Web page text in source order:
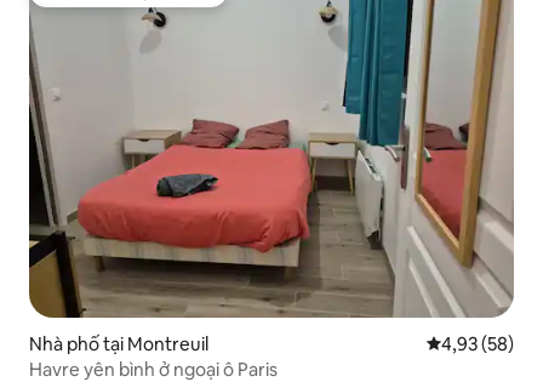
Nhà phố tại Montreuil Xếp hạng
4,93 (58)
Havre yên bình ở ngoại ô Paris